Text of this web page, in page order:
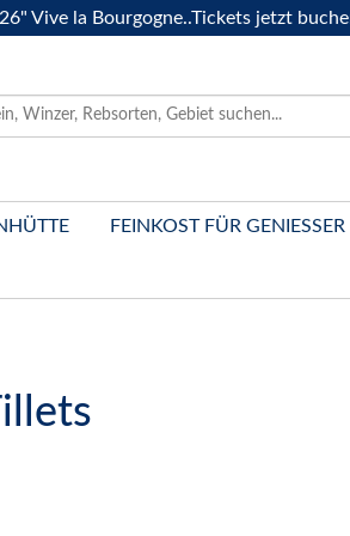
la Bourgogne..Tickets jetzt buchen!
FEINKOST FÜR GENIESSER